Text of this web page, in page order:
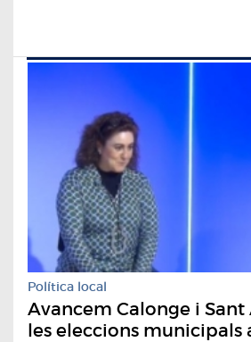
Política local
Avancem Calonge i
les eleccions